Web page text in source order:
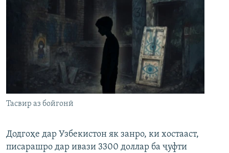
Тасвир аз бойгонӣ
Додгоҳе дар Узбекистон як занро, ки хостааст,
писарашро дар ивази 3300 доллар ба ҷуфти